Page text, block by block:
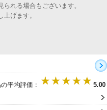
れる場合もございます。
げます。
平均評価：
5.00